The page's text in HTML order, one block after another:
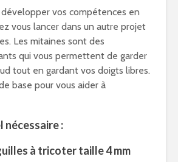
vos compétences en
vous lancer dans un autre projet
Les mitaines sont des
qui vous permettent de garder
tout en gardant vos doigts libres.
base pour vous aider à
nécessaire :
à tricoter taille 4 mm